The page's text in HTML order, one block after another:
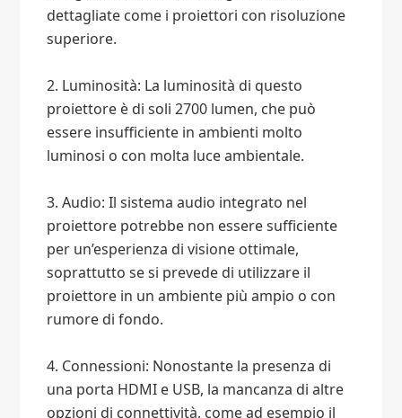
dettagliate come i proiettori con risoluzione
superiore.
2. Luminosità: La luminosità di questo
proiettore è di soli 2700 lumen, che può
essere insufficiente in ambienti molto
luminosi o con molta luce ambientale.
3. Audio: Il sistema audio integrato nel
proiettore potrebbe non essere sufficiente
per un’esperienza di visione ottimale,
soprattutto se si prevede di utilizzare il
proiettore in un ambiente più ampio o con
rumore di fondo.
4. Connessioni: Nonostante la presenza di
una porta HDMI e USB, la mancanza di altre
opzioni di connettività, come ad esempio il